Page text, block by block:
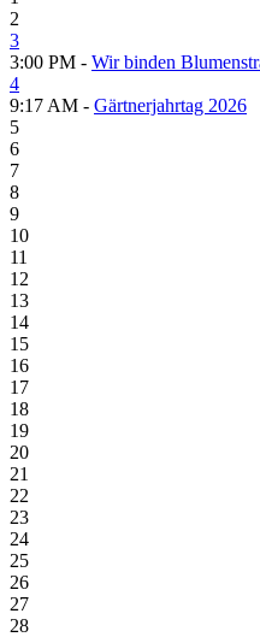
2
3
3:00 PM - Wir binden
4
9:17 AM - Gärtnerjahrtag 2026
5
6
7
8
9
10
11
12
13
14
15
16
17
18
19
20
21
22
23
24
25
26
27
28